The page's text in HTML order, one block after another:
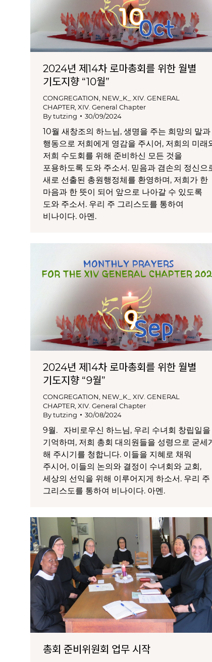
2024년 제14차 로마총회를 위한 월별
기도지향 “10월”
CONGREGATION, NEW_K_ XIV. GENERAL
CHAPTER, XIV. General Chapter
Bytutzing 30/09/2024
10월 새창조의 하느님, 생명을 주는 희망의 말과
행동으로 저희에게 영감을 주시어, 저희의 미래
저희 수도회를 위해 준비하신 모든 것을
포용하도록 도와 주소서. 믿음과 겸손의 정신으
새로 선출된 총원행정체를 환영하며, 저희가 한
마음과 한 뜻이 되어 앞으로 나아갈 수 있도록
도와 주소서. 우리 주 그리스도를 통하여
비나이다. 아멘.
2024년 제14차 로마총회를 위한 월별
기도지향 “9월”
CONGREGATION, NEW_K_ XIV. GENERAL
CHAPTER, XIV. General Chapter
Bytutzing 30/08/2024
9월. 자비로우신 하느님, 우리 수녀회 창립일을
기억하며, 저희 총회 대의원들을 성령으로 굳세
해 주시기를 청합니다. 이들을 지혜로 채워
주시어, 이들의 논의와 결정이 수녀회와 교회,
세상의 선익을 위해 이루어지게 하소서. 우리 주
그리스도를 통하여 비나이다. 아멘.
총회 준비위원회 업무 시작